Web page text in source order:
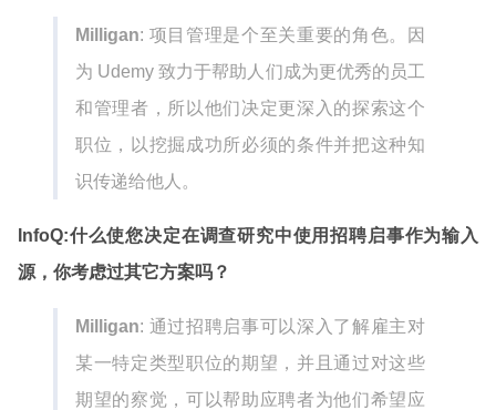
Milligan: 项目管理是个至关重要的角色。因
为 Udemy 致力于帮助人们成为更优秀的员工
和管理者，所以他们决定更深入的探索这个
职位，以挖掘成功所必须的条件并把这种知
识传递给他人。
InfoQ:什么使您决定在调查研究中使用招聘启事作为输入
源，你考虑过其它方案吗？
Milligan: 通过招聘启事可以深入了解雇主对
某一特定类型职位的期望，并且通过对这些
期望的察觉，可以帮助应聘者为他们希望应